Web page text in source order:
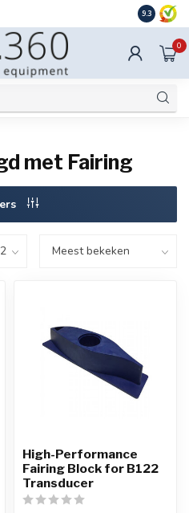
Ook
9.3
0
met Fairing
High-Performance
Fairing Block for B122
Transducer